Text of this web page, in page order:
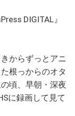
DIGITAL』
からずっとアニ
根っからのオタ
頃、早朝・深夜
に録画して見て